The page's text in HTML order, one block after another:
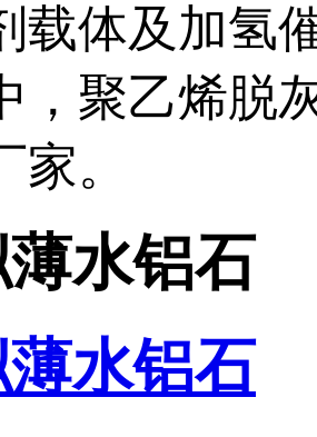
载体及加氢
，聚乙烯脱
。
水铝石
水铝石